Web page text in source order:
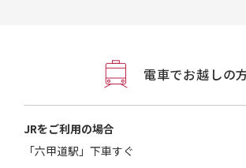
電車でお越しの
JRをご利用の場合
「六甲道駅」下車すぐ